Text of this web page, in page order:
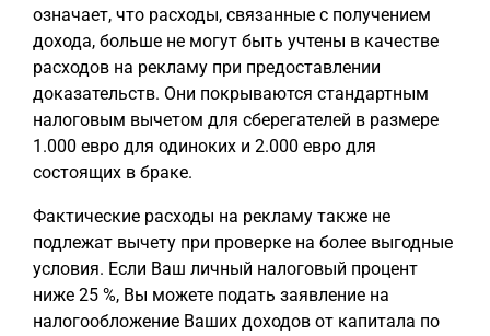
означает, что расходы, связанные с получением
дохода, больше не могут быть учтены в качестве
расходов на рекламу при предоставлении
доказательств. Они покрываются стандартным
налоговым вычетом для сберегателей в размере
1.000 евро для одиноких и 2.000 евро для
состоящих в браке.
Фактические расходы на рекламу также не
подлежат вычету при проверке на более выгодные
условия. Если Ваш личный налоговый процент
ниже 25 %, Вы можете подать заявление на
налогообложение Ваших доходов от капитала по